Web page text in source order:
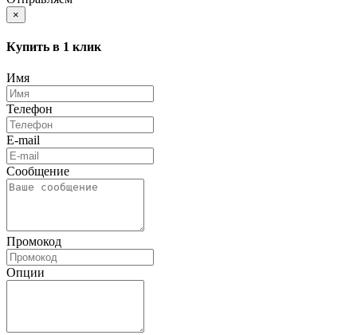
×
Купить в 1 клик
Имя
Телефон
E-mail
Сообщение
Промокод
Опции